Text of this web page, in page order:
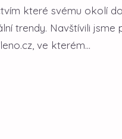
které svému okolí
trendy. Navštívili jsme
ve kterém...